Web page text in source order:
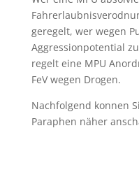
geregelt, wer wegen
Aggressionpotential
regelt eine MPU
FeV wegen Drogen.
Nachfolgend konnen
Paraphen näher